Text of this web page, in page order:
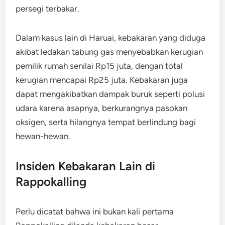
persegi terbakar.
​Dalam kasus lain di Haruai, kebakaran yang diduga
akibat ledakan tabung gas menyebabkan kerugian
pemilik rumah senilai Rp15 juta, dengan total
kerugian mencapai Rp25 juta. ​Kebakaran juga
dapat mengakibatkan dampak buruk seperti polusi
udara karena asapnya, berkurangnya pasokan
oksigen, serta hilangnya tempat berlindung bagi
hewan-hewan.
Insiden Kebakaran Lain di
Rappokalling
​Perlu dicatat bahwa ini bukan kali pertama